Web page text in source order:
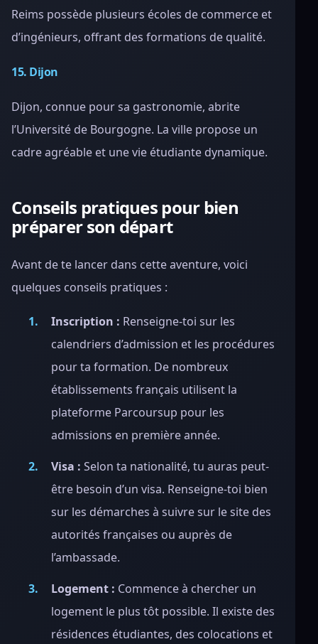
Reims possède plusieurs écoles de commerce et
d’ingénieurs, offrant des formations de qualité.
15. Dijon
Dijon, connue pour sa gastronomie, abrite
l’Université de Bourgogne. La ville propose un
cadre agréable et une vie étudiante dynamique.
Conseils pratiques pour bien
préparer son départ
Avant de te lancer dans cette aventure, voici
quelques conseils pratiques :
Inscription : Renseigne-toi sur les
calendriers d’admission et les procédures
pour ta formation. De nombreux
établissements français utilisent la
plateforme Parcoursup pour les
admissions en première année.
Visa : Selon ta nationalité, tu auras peut-
être besoin d’un visa. Renseigne-toi bien
sur les démarches à suivre sur le site des
autorités françaises ou auprès de
l’ambassade.
Logement : Commence à chercher un
logement le plus tôt possible. Il existe des
résidences étudiantes, des colocations et